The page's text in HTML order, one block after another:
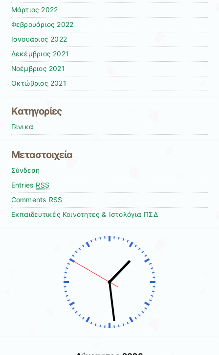
Μάρτιος 2022
Φεβρουάριος 2022
Ιανουάριος 2022
Δεκέμβριος 2021
Νοέμβριος 2021
Οκτώβριος 2021
Kατηγορίες
Γενικά
Μεταστοιχεία
Σύνδεση
Entries RSS
Comments RSS
Εκπαιδευτικές Κοινότητες & Ιστολόγια ΠΣΔ